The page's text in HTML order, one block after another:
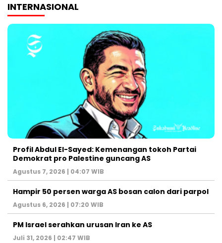
INTERNASIONAL
Profil Abdul El-Sayed: Kemenangan tokoh Partai
Demokrat pro Palestine guncang AS
Agustus 7, 2026 | 04:07 WIB
Hampir 50 persen warga AS bosan calon dari parpol
Agustus 6, 2026 | 07:20 WIB
PM Israel serahkan urusan Iran ke AS
Juli 31, 2026 | 02:47 WIB